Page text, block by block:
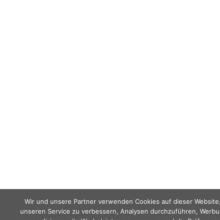
Wir und unsere Partner verwenden Cookies auf dieser
unseren Service zu verbessern, Analysen durchzuführen,